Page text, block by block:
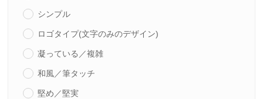
シンプル
ロゴタイプ(文字のみのデザイン)
凝っている／複雑
和風／筆タッチ
堅め／堅実